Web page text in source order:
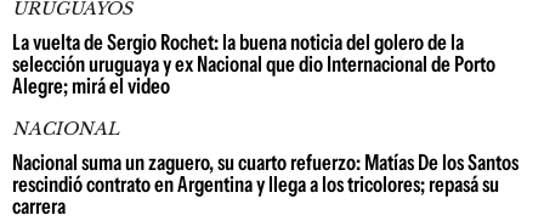
URUGUAYOS
La vuelta de Sergio Rochet: la buena noticia del golero de la
selección uruguaya y ex Nacional que dio Internacional de Porto
Alegre; mirá el video
NACIONAL
Nacional suma un zaguero, su cuarto refuerzo: Matías De los Santos
rescindió contrato en Argentina y llega a los tricolores; repasá su
carrera